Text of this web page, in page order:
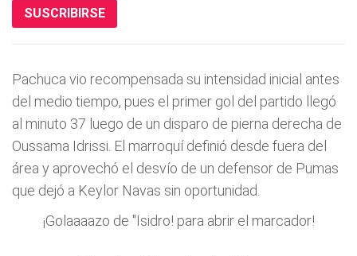
SUSCRIBIRSE
Pachuca vio recompensada su intensidad inicial antes
del medio tiempo, pues el primer gol del partido llegó
al minuto 37 luego de un disparo de pierna derecha de
Oussama Idrissi. El marroquí definió desde fuera del
área y aprovechó el desvío de un defensor de Pumas
que dejó a Keylor Navas sin oportunidad.
¡Golaaaazo de "Isidro! para abrir el marcador!